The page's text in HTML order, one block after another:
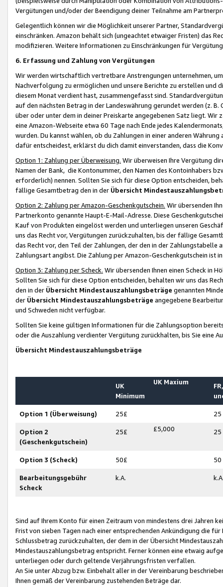
Vergütungen und/oder der Beendigung deiner Teilnahme am
Gelegentlich können wir die Möglichkeit unserer Partner,
einschränken. Amazon behält sich (ungeachtet etwaiger Fristen) das
modifizieren. Weitere Informationen zu Einschränkungen für
6. Erfassung und Zahlung von Vergütungen
Wir werden wirtschaftlich vertretbare Anstrengungen unternehmen,
Nachverfolgung zu ermöglichen und unsere Berichte zu erstellen und
diesem Monat verdient hast, zusammengefasst sind.
auf den nächsten Betrag in der Landeswährung gerundet werden (z.
über oder unter dem in deiner Preiskarte angegebenen Satz liegt.
eine Amazon-Webseite etwa 60 Tage nach Ende jedes
wurden. Du kannst wählen, ob du Zahlungen in einer anderen
dafür entscheidest, erklärst du dich damit einverstanden, dass die
Option 1: Zahlung per Überweisung. Wir überweisen Ihre Vergütung
Namen der Bank, die Kontonummer, den Namen des Kontoinhabers
erforderlich) nennen. Sollten Sie sich für diese Option entscheiden,
fällige Gesamtbetrag den in der Übersicht
Option 2: Zahlung per Amazon-Geschenkgutschein. Wir übersenden
Partnerkonto genannte Haupt-E-Mail-Adresse. Diese
Kauf von Produkten eingelöst werden und unterliegen unseren
uns das Recht vor, Vergütungen zurückzuhalten, bis der fällige
das Recht vor, den Teil der Zahlungen, der den in der
Zahlungsart angibst. Die Zahlung per Amazon-Geschenkgutschein ist
Option 3: Zahlung per Scheck. Wir übersenden Ihnen einen Scheck in
Sollten Sie sich für diese Option entscheiden, behalten wir uns das
den in der Übersicht Mindestauszahlungsbeträge genannten
der Übersicht Mindestauszahlungsbeträge angegebene
und Schweden nicht verfügbar.
Sollten Sie keine gültigen Informationen für die Zahlungsoption
oder die Auszahlung verdienter Vergütung zurückhalten, bis Sie
Übersicht Mindestauszahlungsbeträge
UK
Minimum
UK Maxium
Option 1 (Überweisung) 25£ 25
Option 2
(Geschenkgutschein)
25£ £5,000 25
Option 3 (Scheck) 50£ 50
Bearbeitungsgebühr
Scheck
k.A.
Sind auf Ihrem Konto für einen Zeitraum von mindestens drei Jahren
Frist von sieben Tagen nach einer entsprechenden Ankündigung die
Schlussbetrag zurückzuhalten, der dem in der Übersicht
Mindestauszahlungsbetrag entspricht. Ferner können eine etwaig
unterliegen oder durch geltende Verjährungsfristen verfallen.
An Sie unter Abzug bzw. Einbehalt aller in der Vereinbarung
Ihnen gemäß der Vereinbarung zustehenden Beträge dar.